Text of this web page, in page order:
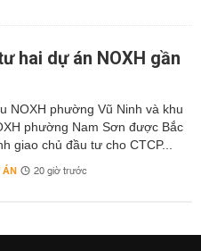
hai dự án NOXH gần
NOXH phường Vũ Ninh và khu
phường Nam Sơn được Bắc
giao chủ đầu tư cho CTCP...
20 giờ trước